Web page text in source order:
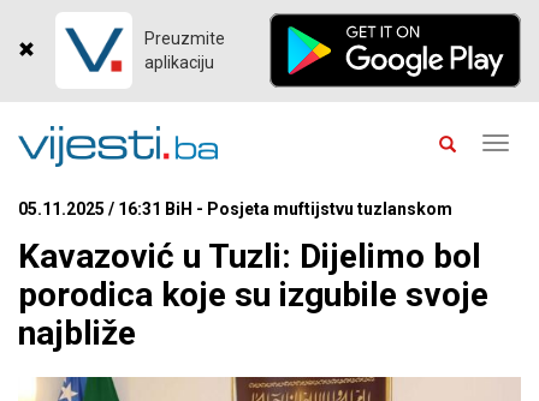
Preuzmite
aplikaciju
05.11.2025 / 16:31 BiH - Posjeta muftijstvu tuzlanskom
Kavazović u Tuzli: Dijelimo bol
porodica koje su izgubile svoje
najbliže